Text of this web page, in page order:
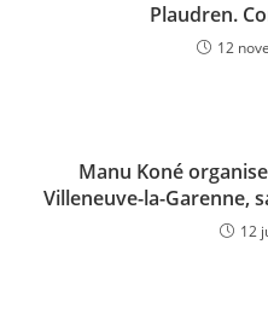
Plaudren.
12
Manu Koné
Villeneuve-la-Garenne,
12